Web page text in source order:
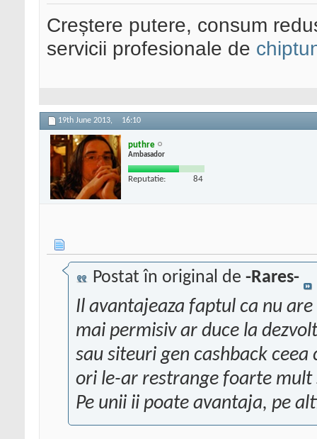
Creștere putere, consum
servicii profesionale de
19th June 2013, 16:10
puthre
Ambasador
Reputatie: 84
Postat în original de -Rares-
Il avantajeaza faptul ca nu
mai permisiv ar duce la
sau siteuri gen cashback
ori le-ar restrange foarte mult
Pe unii ii poate avantaja, pe